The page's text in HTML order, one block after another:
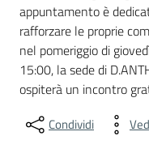
appuntamento è
rafforzare le proprie
nel pomeriggio di
15:00, la sede di
ospiterà un incontro
Condividi